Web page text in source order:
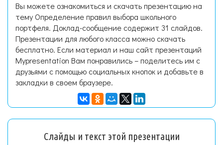
Вы можете ознакомиться и скачать презентацию на
тему Определение правил выбора школьного
портфеля. Доклад-сообщение содержит 31 слайдов.
Презентации для любого класса можно скачать
бесплатно. Если материал и наш сайт презентаций
Mypresentation Вам понравились – поделитесь им с
друзьями с помощью социальных кнопок и добавьте в
закладки в своем браузере.
Слайды и текст этой презентации